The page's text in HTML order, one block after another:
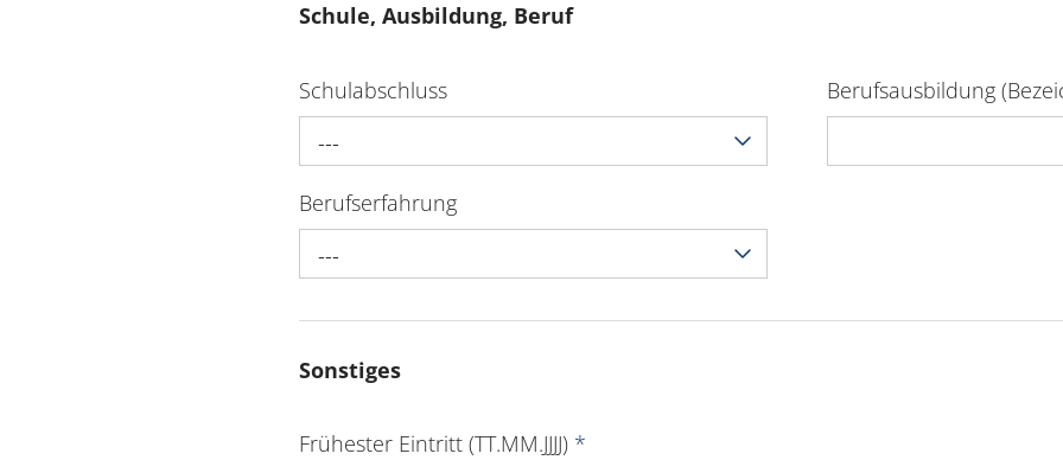
Schule, Ausbildung, Beruf
Schulabschluss
---
Berufsausbildung
Berufserfahrung
---
Sonstiges
Frühester Eintritt (TT.MM.JJJJ) *